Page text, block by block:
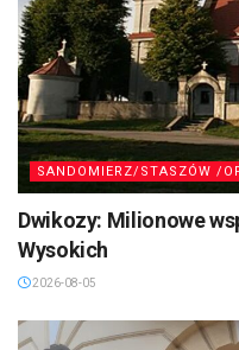
SANDOMIERZ/STASZÓW /
Dwikozy: Milionowe
Wysokich
2026-08-05